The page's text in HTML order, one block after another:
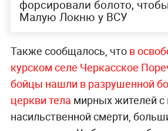
форсировали болото,
Малую Локню у ВСУ
Также сообщалось, что в
курском селе Черкасское
бойцы нашли в разрушенной
церкви тела мирных жителей с
насильственной смерти,